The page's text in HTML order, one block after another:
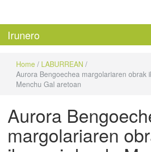
Irunero
Home / LABURREAN /
Aurora Bengoechea margolariaren obrak
Menchu Gal aretoan
Aurora
margolariaren